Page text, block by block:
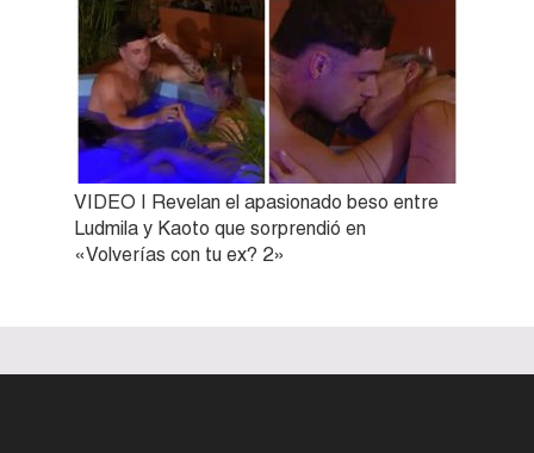
VIDEO | Revelan el apasionado beso entre
Ludmila y Kaoto que sorprendió en
«Volverías con tu ex? 2»